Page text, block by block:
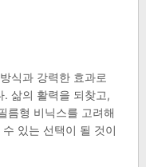
식과 강력한 효과로
. 삶의 활력을 되찾고,
름형 비닉스를 고려해
있는 선택이 될 것이